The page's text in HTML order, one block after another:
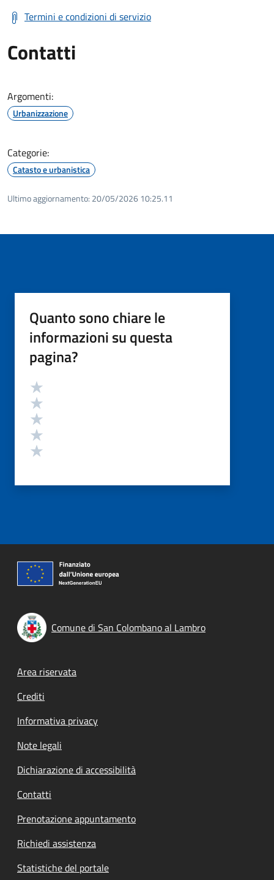
Termini e condizioni di servizio
Contatti
Argomenti:
Urbanizzazione
Categorie:
Catasto e urbanistica
Ultimo aggiornamento: 20/05/2026 10:25.11
Quanto sono chiare le
informazioni su questa
pagina?
Valutazione
Comune di San Colombano al Lambro
Footer menu
Area riservata
Crediti
Informativa privacy
Note legali
Dichiarazione di accessibilità
Contatti
Prenotazione appuntamento
Richiedi assistenza
Statistiche del portale